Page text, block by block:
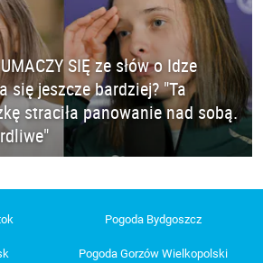
SIĘ ze słów o Idze
się jeszcze bardziej? "Ta
straciła panowanie nad sobą.
Pogoda Bydgoszcz
Pogoda Gorzów Wielkopolski